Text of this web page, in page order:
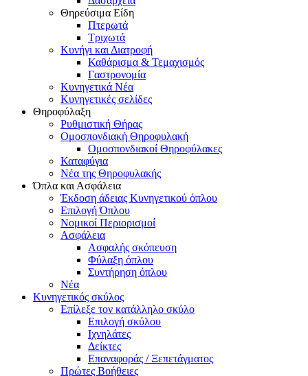
Θηρεύσιμα Είδη
Πτερωτά
Τριχωτά
Κυνήγι και Διατροφή
Καθάρισμα & Τεμαχισμός
Γαστρονομία
Κυνηγετικά Νέα
Κυνηγετικές σελίδες
Θηροφύλαξη
Ρυθμιστική Θήρας
Ομοσπονδιακή Θηροφυλακή
Oμοσπονδιακοί Θηροφύλακες
Καταφύγια
Νέα της Θηροφυλακής
Όπλα και Ασφάλεια
Έκδοση άδειας Κυνηγετικού όπλου
Επιλογή Όπλου
Νομικοί Περιορισμοί
Ασφάλεια
Ασφαλής σκόπευση
Φύλαξη όπλου
Συντήρηση όπλου
Νέα
Κυνηγετικός σκύλος
Επίλεξε τον κατάλληλο σκύλο
Επιλογή σκύλου
Ιχνηλάτες
Δείκτες
Επαναφοράς / Ξεπετάγματος
Πρώτες Βοήθειες